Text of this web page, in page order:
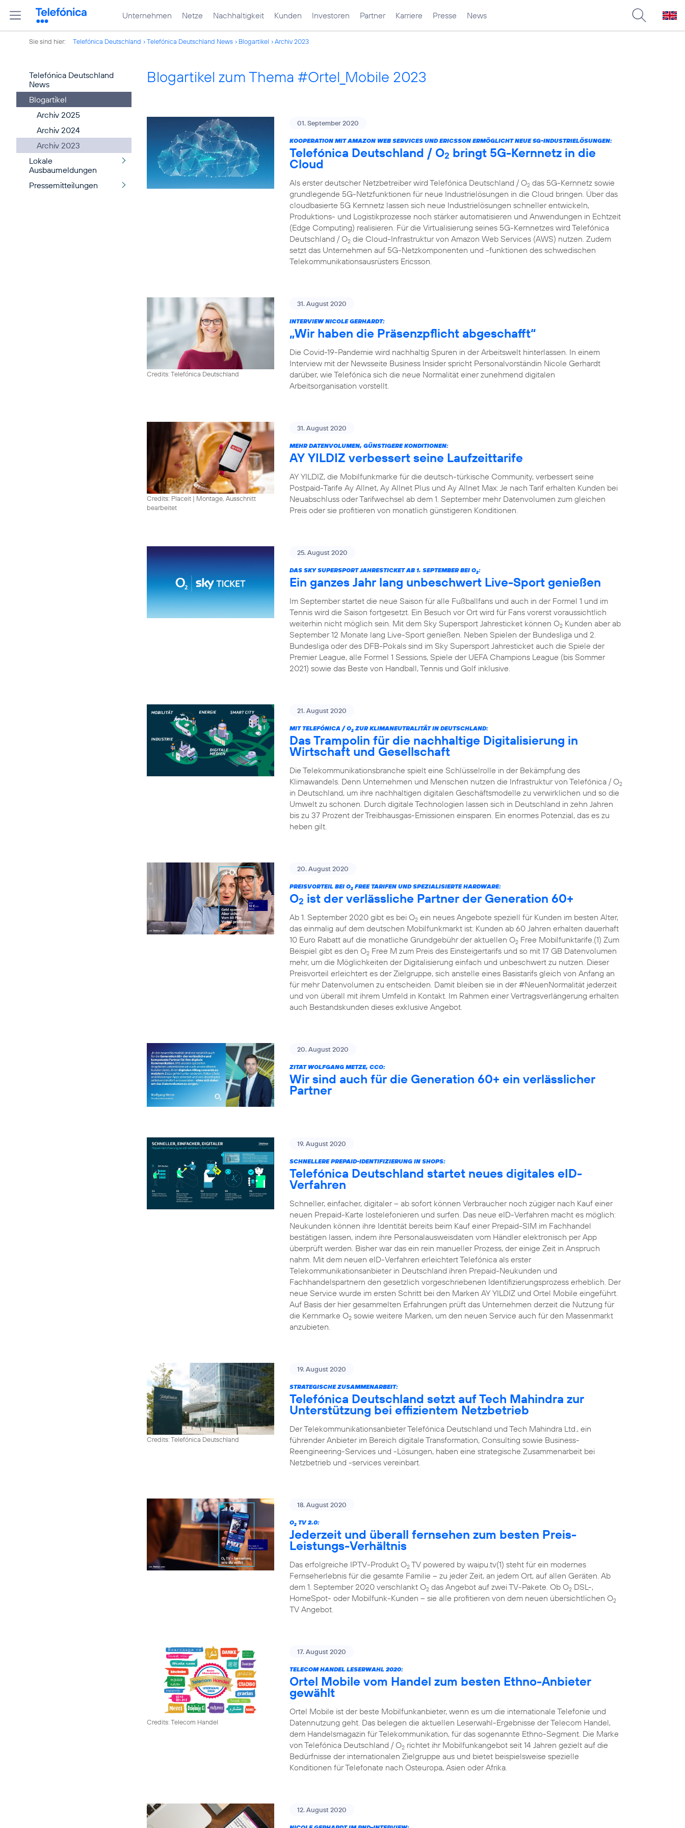
Unternehmen Netze Nachhaltigkeit Kunden Investoren Partner Karriere Presse News
Sie sind hier: Telefónica Deutschland Telefónica Deutschland News Blogartikel Archiv 2023
Telefónica Deutschland
News
Blogartikel
Archiv 2025
Archiv 2024
Archiv 2023
Lokale
Ausbaumeldungen
Pressemitteilungen
Blogartikel zum Thema #Ortel_Mobile 2023
01. September 2020
KOOPERATION MIT AMAZON WEB SERVICES UND ERICSSON ERMÖGLICHT NEUE 5G-INDUSTRIELÖSUNGEN:
Telefónica Deutschland / O2 bringt 5G-Kernnetz in die
Cloud
Als erster deutscher Netzbetreiber wird Telefónica Deutschland / O2 das 5G-Kernnetz sowie
grundlegende 5G-Netzfunktionen für neue Industrielösungen in die Cloud bringen. Über das
cloudbasierte 5G Kernnetz lassen sich neue Industrielösungen schneller entwickeln,
Produktions- und Logistikprozesse noch stärker automatisieren und Anwendungen in Echtzeit
(Edge Computing) realisieren. Für die Virtualisierung seines 5G-Kernnetzes wird Telefónica
Deutschland / O2 die Cloud-Infrastruktur von Amazon Web Services (AWS) nutzen. Zudem
setzt das Unternehmen auf 5G-Netzkomponenten und -funktionen des schwedischen
Telekommunikationsausrüsters Ericsson.
Credits: Telefónica Deutschland
31. August 2020
INTERVIEW NICOLE GERHARDT:
„Wir haben die Präsenzpflicht abgeschafft“
Die Covid-19-Pandemie wird nachhaltig Spuren in der Arbeitswelt hinterlassen. In einem
Interview mit der Newsseite Business Insider spricht Personalvorständin Nicole Gerhardt
darüber, wie Telefónica sich die neue Normalität einer zunehmend digitalen
Arbeitsorganisation vorstellt.
Credits: Placeit | Montage, Ausschnitt
bearbeitet
31. August 2020
MEHR DATENVOLUMEN, GÜNSTIGERE KONDITIONEN:
AY YILDIZ verbessert seine Laufzeittarife
AY YILDIZ, die Mobilfunkmarke für die deutsch-türkische Community, verbessert seine
Postpaid-Tarife Ay Allnet, Ay Allnet Plus und Ay Allnet Max: Je nach Tarif erhalten Kunden bei
Neuabschluss oder Tarifwechsel ab dem 1. September mehr Datenvolumen zum gleichen
Preis oder sie profitieren von monatlich günstigeren Konditionen.
25. August 2020
DAS SKY SUPERSPORT JAHRESTICKET AB 1. SEPTEMBER BEI O2:
Ein ganzes Jahr lang unbeschwert Live-Sport genießen
Im September startet die neue Saison für alle Fußballfans und auch in der Formel 1 und im
Tennis wird die Saison fortgesetzt. Ein Besuch vor Ort wird für Fans vorerst voraussichtlich
weiterhin nicht möglich sein. Mit dem Sky Supersport Jahresticket können O2 Kunden aber ab
September 12 Monate lang Live-Sport genießen. Neben Spielen der Bundesliga und 2.
Bundesliga oder des DFB-Pokals sind im Sky Supersport Jahresticket auch die Spiele der
Premier League, alle Formel 1 Sessions, Spiele der UEFA Champions League (bis Sommer
2021) sowie das Beste von Handball, Tennis und Golf inklusive.
21. August 2020
MIT TELEFÓNICA / O2 ZUR KLIMANEUTRALITÄT IN DEUTSCHLAND:
Das Trampolin für die nachhaltige Digitalisierung in
Wirtschaft und Gesellschaft
Die Telekommunikationsbranche spielt eine Schlüsselrolle in der Bekämpfung des
Klimawandels. Denn Unternehmen und Menschen nutzen die Infrastruktur von Telefónica / O2
in Deutschland, um ihre nachhaltigen digitalen Geschäftsmodelle zu verwirklichen und so die
Umwelt zu schonen. Durch digitale Technologien lassen sich in Deutschland in zehn Jahren
bis zu 37 Prozent der Treibhausgas-Emissionen einsparen. Ein enormes Potenzial, das es zu
heben gilt.
20. August 2020
PREISVORTEIL BEI O2 FREE TARIFEN UND SPEZIALISIERTE HARDWARE:
O2 ist der verlässliche Partner der Generation 60+
Ab 1. September 2020 gibt es bei O2 ein neues Angebote speziell für Kunden im besten Alter,
das einmalig auf dem deutschen Mobilfunkmarkt ist: Kunden ab 60 Jahren erhalten dauerhaft
10 Euro Rabatt auf die monatliche Grundgebühr der aktuellen O2 Free Mobilfunktarife.(1) Zum
Beispiel gibt es den O2 Free M zum Preis des Einsteigertarifs und so mit 17 GB Datenvolumen
mehr, um die Möglichkeiten der Digitalisierung einfach und unbeschwert zu nutzen. Dieser
Preisvorteil erleichtert es der Zielgruppe, sich anstelle eines Basistarifs gleich von Anfang an
für mehr Datenvolumen zu entscheiden. Damit bleiben sie in der #NeuenNormalität jederzeit
und von überall mit ihrem Umfeld in Kontakt. Im Rahmen einer Vertragsverlängerung erhalten
auch Bestandskunden dieses exklusive Angebot.
20. August 2020
ZITAT WOLFGANG METZE, CCO:
Wir sind auch für die Generation 60+ ein verlässlicher
Partner
19. August 2020
SCHNELLERE PREPAID-IDENTIFIZIERUNG IN SHOPS:
Telefónica Deutschland startet neues digitales eID-
Verfahren
Schneller, einfacher, digitaler – ab sofort können Verbraucher noch zügiger nach Kauf einer
neuen Prepaid-Karte lostelefonieren und surfen. Das neue eID-Verfahren macht es möglich:
Neukunden können ihre Identität bereits beim Kauf einer Prepaid-SIM im Fachhandel
bestätigen lassen, indem ihre Personalausweisdaten vom Händler elektronisch per App
überprüft werden. Bisher war das ein rein manueller Prozess, der einige Zeit in Anspruch
nahm. Mit dem neuen eID-Verfahren erleichtert Telefónica als erster
Telekommunikationsanbieter in Deutschland ihren Prepaid-Neukunden und
Fachhandelspartnern den gesetzlich vorgeschriebenen Identifizierungsprozess erheblich. Der
neue Service wurde im ersten Schritt bei den Marken AY YILDIZ und Ortel Mobile eingeführt.
Auf Basis der hier gesammelten Erfahrungen prüft das Unternehmen derzeit die Nutzung für
die Kernmarke O2 sowie weitere Marken, um den neuen Service auch für den Massenmarkt
anzubieten.
Credits: Telefónica Deutschland
19. August 2020
STRATEGISCHE ZUSAMMENARBEIT:
Telefónica Deutschland setzt auf Tech Mahindra zur
Unterstützung bei effizientem Netzbetrieb
Der Telekommunikationsanbieter Telefónica Deutschland und Tech Mahindra Ltd., ein
führender Anbieter im Bereich digitale Transformation, Consulting sowie Business-
Reengineering-Services und -Lösungen, haben eine strategische Zusammenarbeit bei
Netzbetrieb und -services vereinbart.
18. August 2020
O2 TV 2.0:
Jederzeit und überall fernsehen zum besten Preis-
Leistungs-Verhältnis
Das erfolgreiche IPTV-Produkt O2 TV powered by waipu.tv(1) steht für ein modernes
Fernseherlebnis für die gesamte Familie – zu jeder Zeit, an jedem Ort, auf allen Geräten. Ab
dem 1. September 2020 verschlankt O2 das Angebot auf zwei TV-Pakete. Ob O2 DSL-,
HomeSpot- oder Mobilfunk-Kunden – sie alle profitieren von dem neuen übersichtlichen O2
TV Angebot.
Credits: Telecom Handel
17. August 2020
TELECOM HANDEL LESERWAHL 2020:
Ortel Mobile vom Handel zum besten Ethno-Anbieter
gewählt
Ortel Mobile ist der beste Mobilfunkanbieter, wenn es um die internationale Telefonie und
Datennutzung geht. Das belegen die aktuellen Leserwahl-Ergebnisse der Telecom Handel,
dem Handelsmagazin für Telekommunikation, für das sogenannte Ethno-Segment. Die Marke
von Telefónica Deutschland / O2 richtet ihr Mobilfunkangebot seit 14 Jahren gezielt auf die
Bedürfnisse der internationalen Zielgruppe aus und bietet beispielsweise spezielle
Konditionen für Telefonate nach Osteuropa, Asien oder Afrika.
12. August 2020